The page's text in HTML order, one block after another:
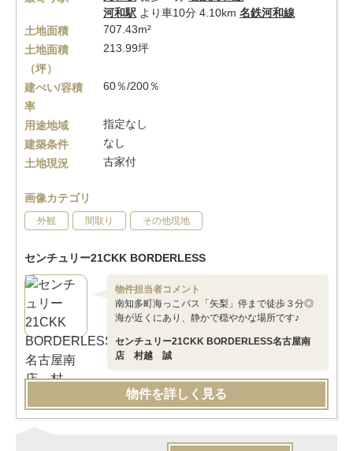
河和駅 より車10分 4.10km 名鉄河和線
土地面積
707.43m²
土地面積
（坪）
213.99坪
建ぺい/容積
率
60％/200％
用途地域
指定なし
建築条件
なし
土地現況
古家付
画像カテゴリ
外観 間取り その他現地
センチュリー21CKK BORDERLESS
物件担当者コメント
南知多町海っこバス「矢梨」停まで徒歩３分◎
海が近くにあり、静かで穏やかな場所です♪
センチュリー21CKK BORDERLESS名古屋南
店 村越 誠
物件を詳しく見る